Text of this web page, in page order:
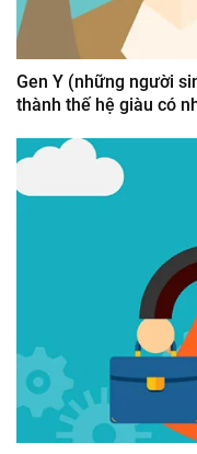
Gen Y (những người
thành thế hệ giàu có